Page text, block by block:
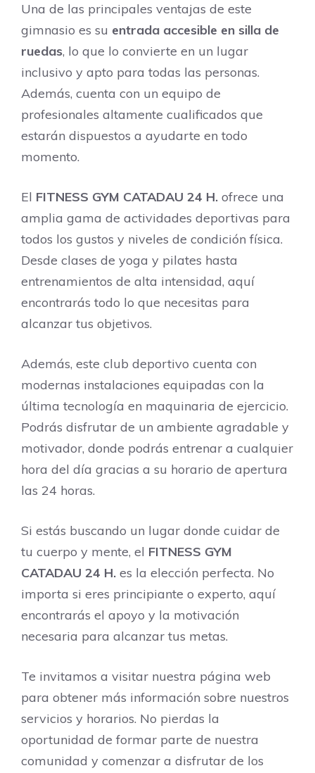
Una de las principales ventajas de este
gimnasio es su entrada accesible en silla de
ruedas, lo que lo convierte en un lugar
inclusivo y apto para todas las personas.
Además, cuenta con un equipo de
profesionales altamente cualificados que
estarán dispuestos a ayudarte en todo
momento.
El FITNESS GYM CATADAU 24 H. ofrece una
amplia gama de actividades deportivas para
todos los gustos y niveles de condición física.
Desde clases de yoga y pilates hasta
entrenamientos de alta intensidad, aquí
encontrarás todo lo que necesitas para
alcanzar tus objetivos.
Además, este club deportivo cuenta con
modernas instalaciones equipadas con la
última tecnología en maquinaria de ejercicio.
Podrás disfrutar de un ambiente agradable y
motivador, donde podrás entrenar a cualquier
hora del día gracias a su horario de apertura
las 24 horas.
Si estás buscando un lugar donde cuidar de
tu cuerpo y mente, el FITNESS GYM
CATADAU 24 H. es la elección perfecta. No
importa si eres principiante o experto, aquí
encontrarás el apoyo y la motivación
necesaria para alcanzar tus metas.
Te invitamos a visitar nuestra página web
para obtener más información sobre nuestros
servicios y horarios. No pierdas la
oportunidad de formar parte de nuestra
comunidad y comenzar a disfrutar de los